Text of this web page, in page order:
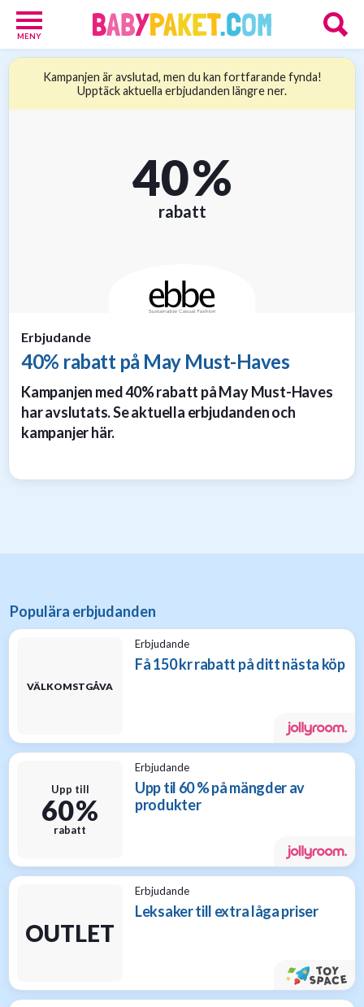
MENY
Kampanjen är avslutad, men du kan fortfarande fynda!
Upptäck aktuella erbjudanden längre ner.
40 %
rabatt
Erbjudande
40% rabatt på May Must-Haves
Kampanjen med 40% rabatt på May Must-Haves
har avslutats. Se aktuella erbjudanden och
kampanjer här.
Populära erbjudanden
VÄLKOMSTGÅVA
Erbjudande
Få 150 kr rabatt på ditt nästa köp
Upp till
60 %
rabatt
Erbjudande
Upp til 60 % på mängder av
produkter
OUTLET
Erbjudande
Leksaker till extra låga priser
Föräldrar